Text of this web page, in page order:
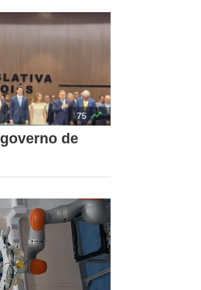
75 
de